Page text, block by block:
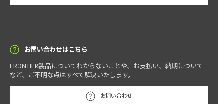
お問い合わせはこちら
FRONTIER製品についてわからないことや、お支払い、納期について
など、ご不明な点はすべて解決いたします。
お問い合わせ